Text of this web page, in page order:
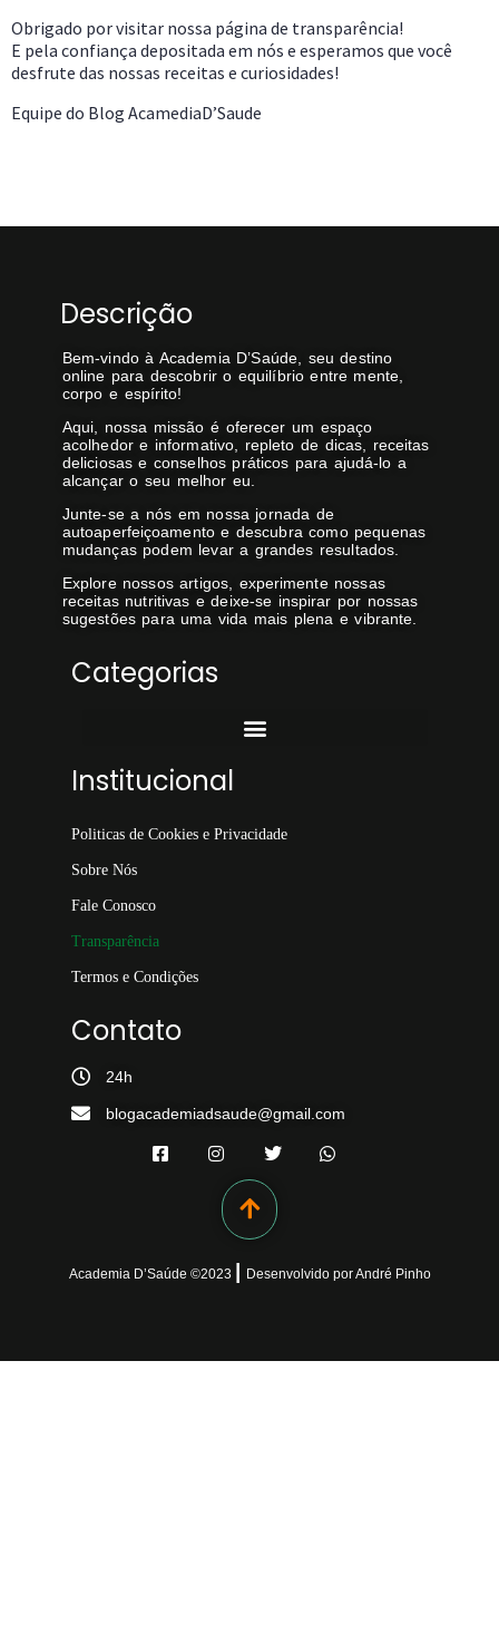
Obrigado por visitar nossa página de transparência!
E pela confiança depositada em nós e esperamos que você
desfrute das nossas receitas e curiosidades!
Equipe do Blog AcamediaD’Saude
Descrição
Bem-vindo à Academia D’Saúde, seu destino
online para descobrir o equilíbrio entre mente,
corpo e espírito!
Aqui, nossa missão é oferecer um espaço
acolhedor e informativo, repleto de dicas, receitas
deliciosas e conselhos práticos para ajudá-lo a
alcançar o seu melhor eu.
Junte-se a nós em nossa jornada de
autoaperfeiçoamento e descubra como pequenas
mudanças podem levar a grandes resultados.
Explore nossos artigos, experimente nossas
receitas nutritivas e deixe-se inspirar por nossas
sugestões para uma vida mais plena e vibrante.
Categorias
Institucional
Politicas de Cookies e Privacidade
Sobre Nós
Fale Conosco
Transparência
Termos e Condições
Contato
24h
blogacademiadsaude@gmail.com
Academia D’Saúde ©2023 DesenvolvidoporAndré Pinho